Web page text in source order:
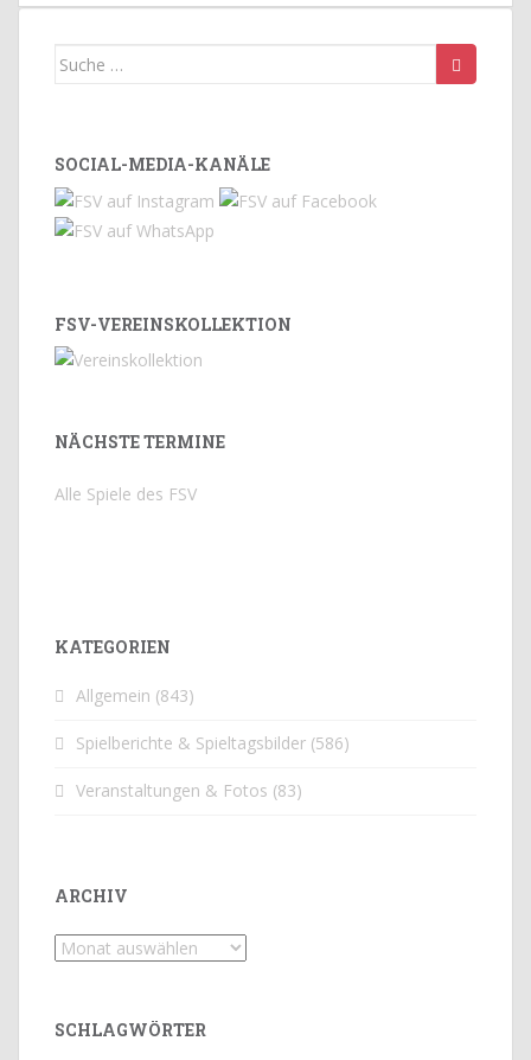
Suche
SOCIAL-MEDIA-KANÄLE
FSV-VEREINSKOLLEKTION
NÄCHSTE TERMINE
Alle Spiele des FSV
KATEGORIEN
Allgemein (843)
Spielberichte & Spieltagsbilder (586)
Veranstaltungen & Fotos (83)
ARCHIV
Archiv
SCHLAGWÖRTER